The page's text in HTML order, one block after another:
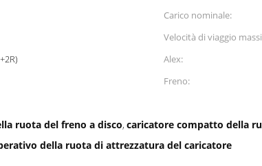
Carico nominale:
Velocità di viaggio
Alex:
Freno:
ruota del freno a disco, caricatore compatto della
della ruota di attrezzatura del caricatore